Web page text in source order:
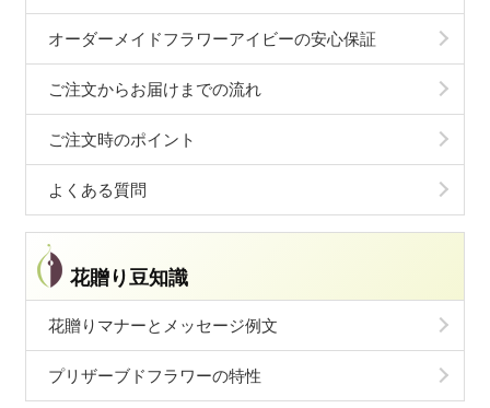
オーダーメイドフラワーアイビーの安心保証
ご注文からお届けまでの流れ
ご注文時のポイント
よくある質問
花贈り豆知識
花贈りマナーとメッセージ例文
プリザーブドフラワーの特性